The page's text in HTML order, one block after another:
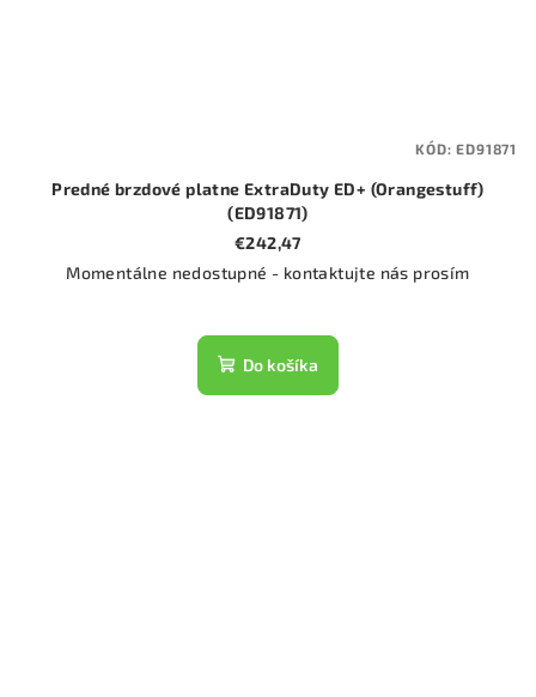
Predné brzdové platne ExtraDuty ED+ (Orangestuff)
(ED91871)
€242,47
Momentálne nedostupné - kontaktujte nás prosím
Do košíka
KÓD:ED91871